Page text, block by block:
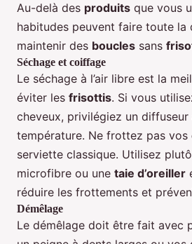
Au-delà des produits que vous
habitudes peuvent faire toute la
maintenir des boucles sans
Séchage et coiffage
Le séchage à l’air libre est la
éviter les frisottis. Si vous
cheveux, privilégiez un diffuseur
température. Ne frottez pas vos
serviette classique. Utilisez
microfibre ou une taie d’oreiller
réduire les frottements et
Démêlage
Le démêlage doit être fait avec